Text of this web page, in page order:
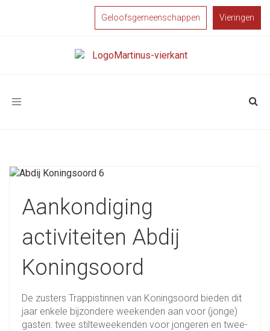
Geloofsgemeenschappen Vieringen
Toggle
Aankondiging
activiteiten Abdij
Koningsoord
De zusters Trappistinnen van Koningsoord bieden dit
jaar enkele bijzondere weekenden aan voor (jonge)
gasten: twee stilteweekenden voor jongeren en twee-